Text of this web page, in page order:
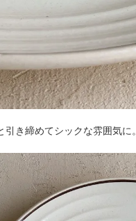
き締めてシックな雰囲気に。